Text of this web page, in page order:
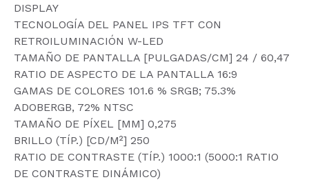
DISPLAY
TECNOLOGÍA DEL PANEL IPS TFT CON
RETROILUMINACIÓN W-LED
TAMAÑO DE PANTALLA [PULGADAS/CM] 24 / 60,47
RATIO DE ASPECTO DE LA PANTALLA 16:9
GAMAS DE COLORES 101.6 % SRGB; 75.3%
ADOBERGB, 72% NTSC
TAMAÑO DE PÍXEL [MM] 0,275
BRILLO (TÍP.) [CD/M²] 250
RATIO DE CONTRASTE (TÍP.) 1000:1 (5000:1 RATIO
DE CONTRASTE DINÁMICO)